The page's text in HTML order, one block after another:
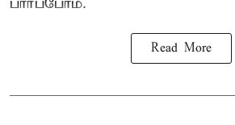
பார்ப்போம்.
Read More